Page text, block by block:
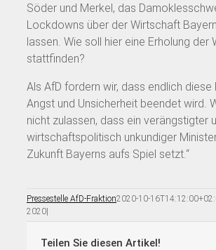
Söder und Merkel, das
Lockdowns über der Wirtschaft
lassen. Wie soll hier eine Erholung der
stattfinden?
Als AfD fordern wir, dass endlich diese
Angst und Unsicherheit beendet wird.
nicht zulassen, dass ein verängstigter
wirtschaftspolitisch unkundiger
Zukunft Bayerns aufs Spiel setzt.“
Pressestelle AfD-Fraktion2020-10-
2020|
Teilen Sie diesen Artikel!